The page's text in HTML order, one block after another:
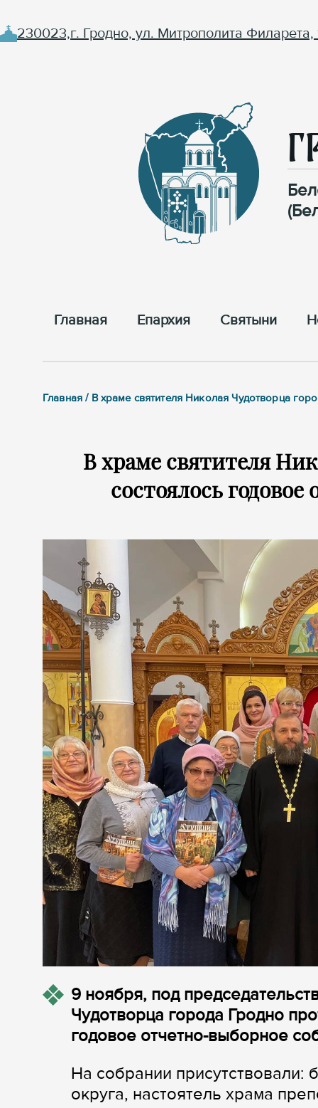
230023,г. Гродно, ул. Митрополита Филарета,
Главная Епархия Cвятыни
Главная / В храме святителя Николая Чудотворца
В храме святителя
состоялось
9 ноября, под
Чудотворца города Гродно
годовое отчетно-выборное
На собрании присутствовали:
округа, настоятель храма